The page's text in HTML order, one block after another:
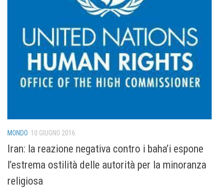
MONDO 10 GIUGNO 2016
Iran: la reazione negativa contro i baha’i espone
l’estrema ostilità delle autorità per la minoranza
religiosa